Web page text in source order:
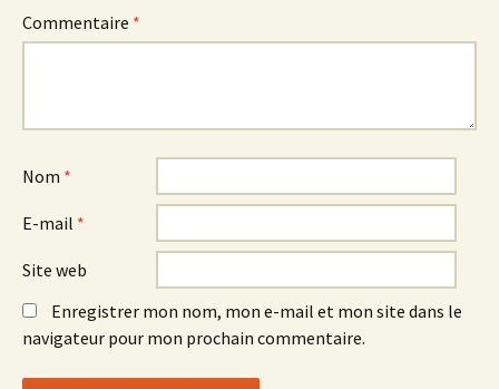
Commentaire *
Nom *
E-mail *
Site web
Enregistrer mon nom, mon e-mail et mon site dans le
navigateur pour mon prochain commentaire.